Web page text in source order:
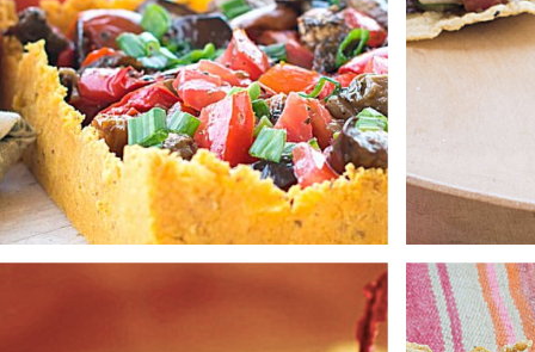
sustituir el pan con que cubres tus
preparaciones fritas, con esto
aportarás mas nutrientes y minerales
que el pan rallado.